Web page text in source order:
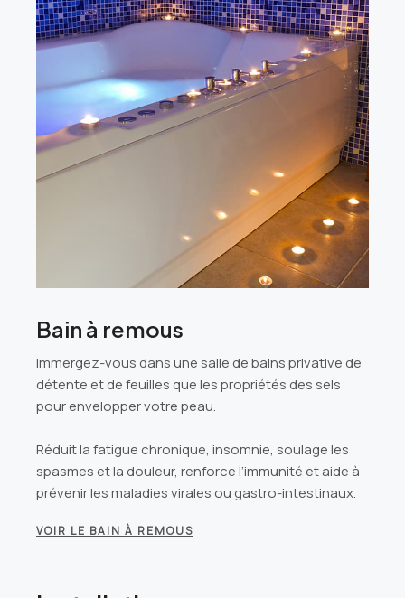
Bain à remous
Immergez-vous dans une salle de bains privative de
détente et de feuilles que les propriétés des sels
pour envelopper votre peau.
Réduit la fatigue chronique, insomnie, soulage les
spasmes et la douleur, renforce l’immunité et aide à
prévenir les maladies virales ou gastro-intestinaux.
VOIR LE BAIN À REMOUS